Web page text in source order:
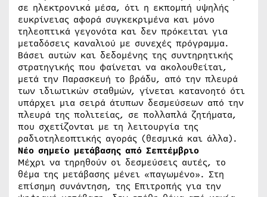
σε ηλεκτρονικά μέσα, ότι η εκπομπή υψηλής
ευκρίνειας αφορά συγκεκριμένα και μόνο
τηλεοπτικά γεγονότα και δεν πρόκειται για
μεταδόσεις καναλιού με συνεχές πρόγραμμα.
Βάσει αυτών και δεδομένης της συντηρητικής
στρατηγικής που φαίνεται να ακολουθείται,
μετά την Παρασκευή το βράδυ, από την πλευρά
των ιδιωτικών σταθμών, γίνεται κατανοητό ότι
υπάρχει μια σειρά άτυπων δεσμεύσεων από την
πλευρά της πολιτείας, σε πολλαπλά ζητήματα,
που σχετίζονται με τη λειτουργία της
ραδιοτηλεοπτικής αγοράς (θεσμικά και άλλα).
Νέο σημείο μετάβασης από Σεπτέμβριο
Μέχρι να τηρηθούν οι δεσμεύσεις αυτές, το
θέμα της μετάβασης μένει «παγωμένο». Στη
επίσημη συνάντηση, της Επιτροπής για την